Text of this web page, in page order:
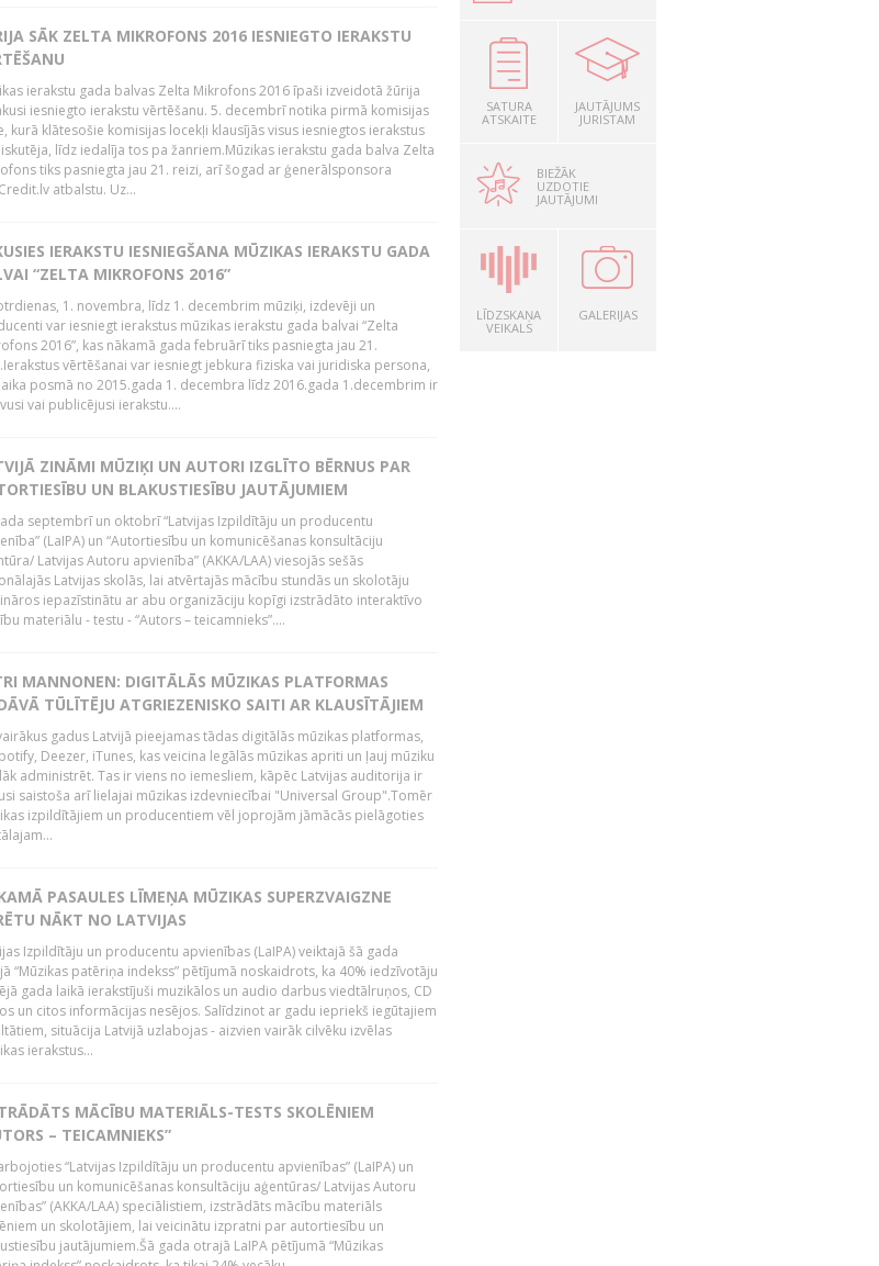
SĀK ZELTA MIKROFONS 2016 IESNIEGTO IERAKSTU
ierakstu gada balvas Zelta Mikrofons 2016 īpaši izveidotā žūrija
iesniegto ierakstu vērtēšanu. 5. decembrī notika pirmā komisijas
kurā klātesošie komisijas locekļi klausījās visus iesniegtos ierakstus
līdz iedalīja tos pa žanriem.Mūzikas ierakstu gada balva Zelta
tiks pasniegta jau 21. reizi, arī šogad ar ģenerālsponsora
atbalstu. Uz...
IERAKSTU IESNIEGŠANA MŪZIKAS IERAKSTU GADA
“ZELTA MIKROFONS 2016”
1. novembra, līdz 1. decembrim mūziķi, izdevēji un
var iesniegt ierakstus mūzikas ierakstu gada balvai “Zelta
2016”, kas nākamā gada februārī tiks pasniegta jau 21.
vērtēšanai var iesniegt jebkura fiziska vai juridiska persona,
posmā no 2015.gada 1. decembra līdz 2016.gada 1.decembrim ir
vai publicējusi ierakstu....
ZINĀMI MŪZIĶI UN AUTORI IZGLĪTO BĒRNUS PAR
UN BLAKUSTIESĪBU JAUTĀJUMIEM
septembrī un oktobrī “Latvijas Izpildītāju un producentu
(LaIPA) un “Autortiesību un komunicēšanas konsultāciju
Latvijas Autoru apvienība” (AKKA/LAA) viesojās sešās
Latvijas skolās, lai atvērtajās mācību stundās un skolotāju
iepazīstinātu ar abu organizāciju kopīgi izstrādāto interaktīvo
materiālu - testu - “Autors – teicamnieks”....
MANNONEN: DIGITĀLĀS MŪZIKAS PLATFORMAS
TŪLĪTĒJU ATGRIEZENISKO SAITI AR KLAUSĪTĀJIEM
gadus Latvijā pieejamas tādas digitālās mūzikas platformas,
Deezer, iTunes, kas veicina legālās mūzikas apriti un ļauj mūziku
administrēt. Tas ir viens no iemesliem, kāpēc Latvijas auditorija ir
saistoša arī lielajai mūzikas izdevniecībai "Universal Group".Tomēr
izpildītājiem un producentiem vēl joprojām jāmācās pielāgoties
PASAULES LĪMEŅA MŪZIKAS SUPERZVAIGZNE
NĀKT NO LATVIJAS
Izpildītāju un producentu apvienības (LaIPA) veiktajā šā gada
“Mūzikas patēriņa indekss” pētījumā noskaidrots, ka 40% iedzīvotāju
gada laikā ierakstījuši muzikālos un audio darbus viedtālruņos, CD
un citos informācijas nesējos. Salīdzinot ar gadu iepriekš iegūtajiem
situācija Latvijā uzlabojas - aizvien vairāk cilvēku izvēlas
ierakstus...
MĀCĪBU MATERIĀLS-TESTS SKOLĒNIEM
– TEICAMNIEKS”
“Latvijas Izpildītāju un producentu apvienības” (LaIPA) un
un komunicēšanas konsultāciju aģentūras/ Latvijas Autoru
(AKKA/LAA) speciālistiem, izstrādāts mācību materiāls
un skolotājiem, lai veicinātu izpratni par autortiesību un
jautājumiem.Šā gada otrajā LaIPA pētījumā “Mūzikas
SATURA
ATSKAITE
JAUTĀJUMS
JURISTAM
BIEŽĀK
UZDOTIE
JAUTĀJUMI
LĪDZSKAŅA
VEIKALS
GALERIJAS